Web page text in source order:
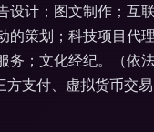
计；图文制作；
策划；科技项目
；文化经纪。（
支付、虚拟货币交